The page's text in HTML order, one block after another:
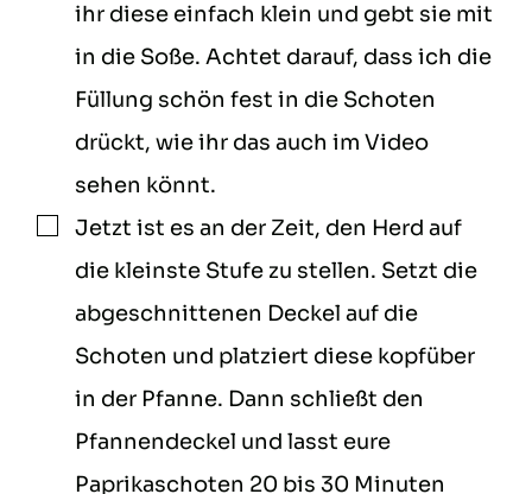
ihr diese einfach klein und gebt sie mit
in die Soße. Achtet darauf, dass ich die
Füllung schön fest in die Schoten
drückt, wie ihr das auch im Video
sehen könnt.
▢
Jetzt ist es an der Zeit, den Herd auf
die kleinste Stufe zu stellen. Setzt die
abgeschnittenen Deckel auf die
Schoten und platziert diese kopfüber
in der Pfanne. Dann schließt den
Pfannendeckel und lasst eure
Paprikaschoten 20 bis 30 Minuten